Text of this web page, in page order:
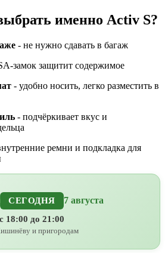
именно Activ S?
- не нужно сдавать в багаж
замок защитит содержимое
- удобно носить, легко разместить в
- подчёркивает вкус и
ремни и подкладка для
СЕГОДНЯ 7 августа
с 18:00 до 21:00
и пригородам